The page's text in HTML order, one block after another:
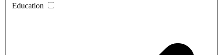
Education